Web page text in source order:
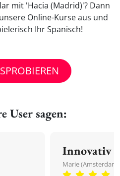
mit 'Hacia (Madrid)'? Dann
Online-Kurse aus und
Ihr Spanisch!
User sagen:
Innovativ
Marie